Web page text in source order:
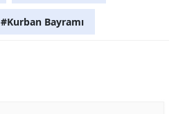
#Kurban Bayramı